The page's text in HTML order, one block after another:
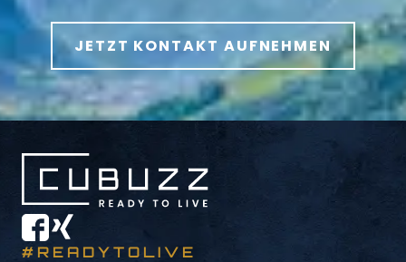
JETZT KONTAKT AUFNEHMEN
#READYTOLIVE